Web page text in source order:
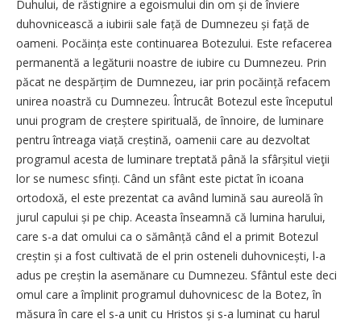
Duhului, de răstignire a egoismului din om și de înviere
duhovnicească a iubirii sale față de Dumnezeu și față de
oameni. Pocăința este continuarea Botezului. Este refacerea
permanentă a legăturii noastre de iubire cu Dumnezeu. Prin
păcat ne despăr­țim de Dumnezeu, iar prin pocă­ință refacem
unirea noastră cu Dumnezeu. Întrucât Botezul este începutul
unui program de creș­tere spirituală, de înnoire, de luminare
pentru întreaga viață creștină, oamenii care au dezvoltat
programul acesta de luminare treptată până la sfârșitul vieţii
lor se numesc sfinți. Când un sfânt este pictat în icoana
ortodoxă, el este prezentat ca având lumină sau aureolă în
jurul capului și pe chip. Aceasta înseamnă că lumina harului,
care s-a dat omului ca o sămânță când el a primit Botezul
creștin și a fost cultivată de el prin osteneli duhovnicești, l-a
adus pe creștin la asemănare cu Dumnezeu. Sfântul este deci
omul care a împlinit programul duhovnicesc de la Botez, în
măsura în care el s-a unit cu Hristos și s-a luminat cu harul